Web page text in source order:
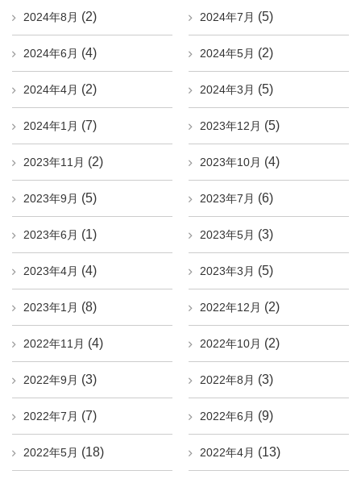
2024年8月 (2) 2024年7月 (5)
2024年6月 (4) 2024年5月 (2)
2024年4月 (2) 2024年3月 (5)
2024年1月 (7) 2023年12月 (5)
2023年11月 (2) 2023年10月 (4)
2023年9月 (5) 2023年7月 (6)
2023年6月 (1) 2023年5月 (3)
2023年4月 (4) 2023年3月 (5)
2023年1月 (8) 2022年12月 (2)
2022年11月 (4) 2022年10月 (2)
2022年9月 (3) 2022年8月 (3)
2022年7月 (7) 2022年6月 (9)
2022年5月 (18) 2022年4月 (13)